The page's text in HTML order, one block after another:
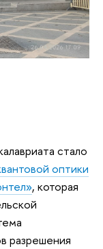
стало
оптики
, которая
разрешения